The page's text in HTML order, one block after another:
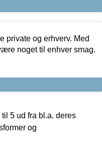
private og erhverv. Med
noget til enhver smag.
5 ud fra bl.a. deres
og